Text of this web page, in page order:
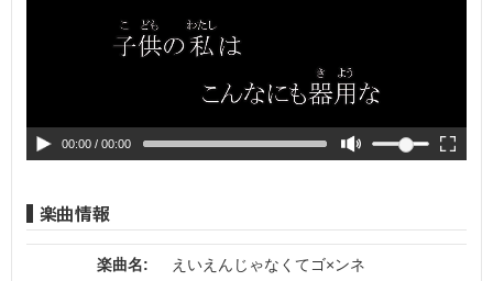
00:00 / 00:00
楽曲名: えいえんじゃなくてゴ×ンネ